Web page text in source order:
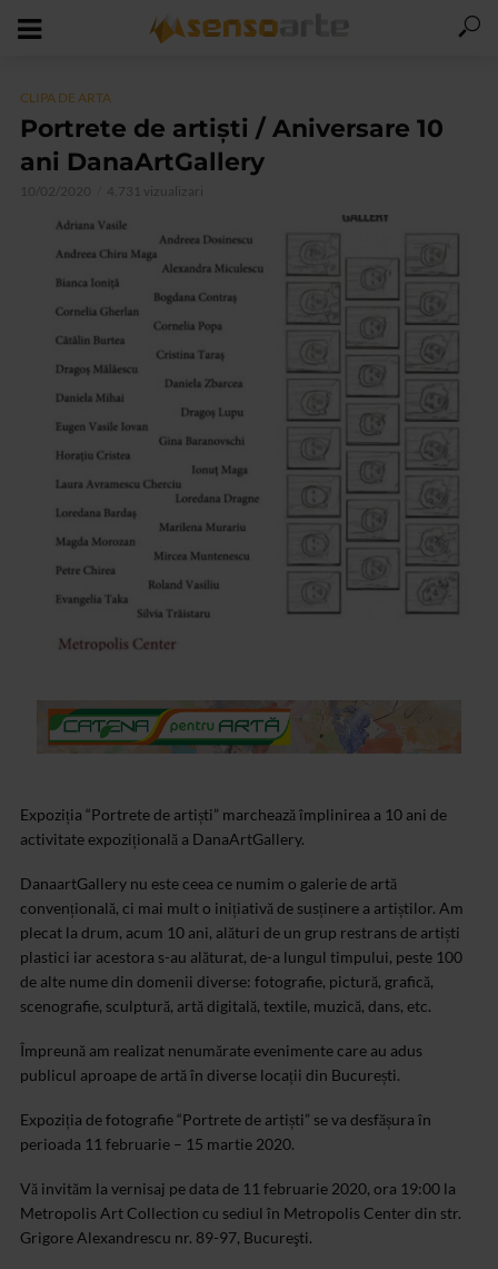
CLIPA DE ARTA
Portrete de artiști / Aniversare 10
ani DanaArtGallery
10/02/2020 4.731 vizualizari
Expoziția “Portrete de artiști” marchează împlinirea a 10 ani de
activitate expozițională a DanaArtGallery.
DanaartGallery nu este ceea ce numim o galerie de artă
convențională, ci mai mult o inițiativă de susținere a artiștilor. Am
plecat la drum, acum 10 ani, alături de un grup restrans de artiști
plastici iar acestora s-au alăturat, de-a lungul timpului, peste 100
de alte nume din domenii diverse: fotografie, pictură, grafică,
scenografie, sculptură, artă digitală, textile, muzică, dans, etc.
Împreună am realizat nenumărate evenimente care au adus
publicul aproape de artă în diverse locații din București.
Expoziția de fotografie “Portrete de artiști” se va desfășura în
perioada 11 februarie – 15 martie 2020.
Vă invităm la vernisaj pe data de 11 februarie 2020, ora 19:00 la
Metropolis Art Collection cu sediul în Metropolis Center din str.
Grigore Alexandrescu nr. 89-97, Bucureşti.